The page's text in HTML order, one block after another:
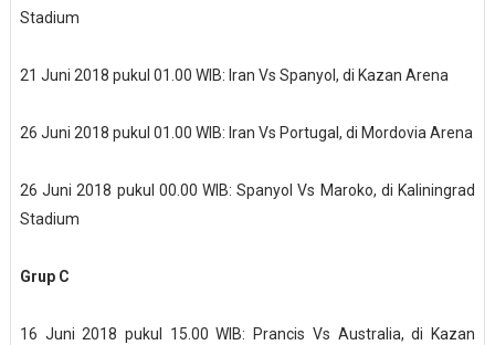
Stadium
21 Juni 2018 pukul 01.00 WIB: Iran Vs Spanyol, di Kazan Arena
26 Juni 2018 pukul 01.00 WIB: Iran Vs Portugal, di Mordovia Arena
26 Juni 2018 pukul 00.00 WIB: Spanyol Vs Maroko, di Kaliningrad
Stadium
Grup C
16 Juni 2018 pukul 15.00 WIB: Prancis Vs Australia, di Kazan